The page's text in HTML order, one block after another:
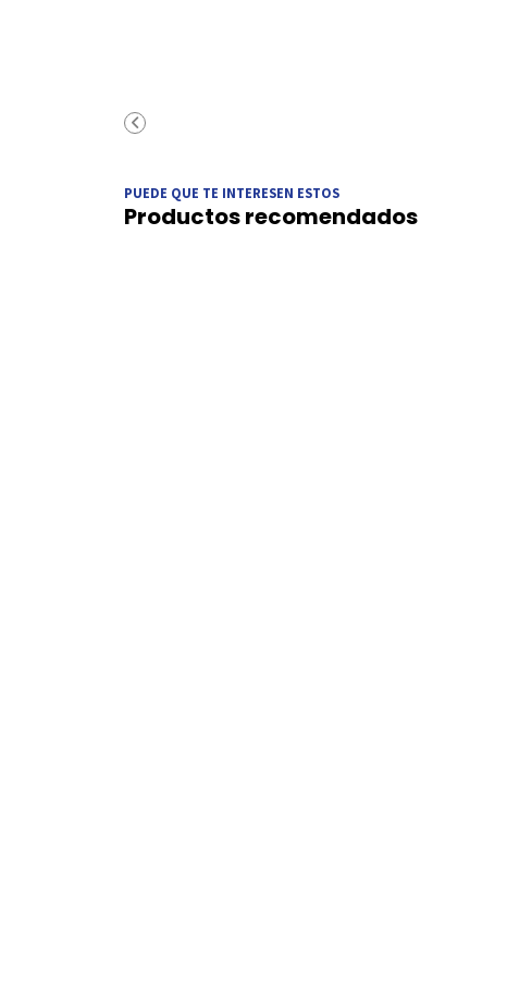
PUEDE QUE TE INTERESEN ESTOS
Productos recomendados